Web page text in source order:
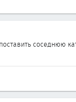
соседнюю